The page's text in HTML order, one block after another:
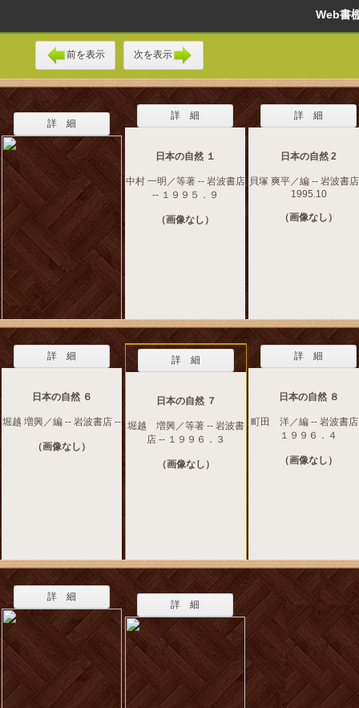
Web
前を表示 次を表示
詳 細
詳 細
日本の自然 １
中村 一明／等著 -- 岩波書店
-- １９９５．９
（画像なし）
詳 細
日本の自然 2
貝塚 爽平／編 -- 岩波書
1995.10
（画像なし）
詳 細
日本の自然 ６
堀越 増興／編 -- 岩波書店 --
（画像なし）
詳 細
日本の自然 ７
堀越 増興／等著 -- 岩波書
店 -- １９９６．３
（画像なし）
詳 細
日本の自然 ８
町田 洋／編 -- 岩波書店
１９９６．４
（画像なし）
詳 細
詳 細